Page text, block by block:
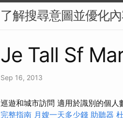
了解搜尋意圖並優化
Je Tall Sf
Sep 16, 2013
巡遊和城市訪問 適用於識別的個人
完整指南 月嫂一天多少錢 助聽器